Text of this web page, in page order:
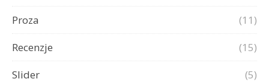
Proza
(11)
Recenzje
(15)
Slider
(5)